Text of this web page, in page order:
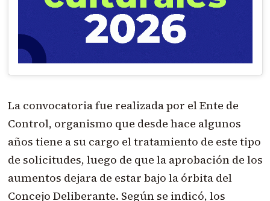
La convocatoria fue realizada por el Ente de
Control, organismo que desde hace algunos
años tiene a su cargo el tratamiento de este tipo
de solicitudes, luego de que la aprobación de los
aumentos dejara de estar bajo la órbita del
Concejo Deliberante. Según se indicó, los